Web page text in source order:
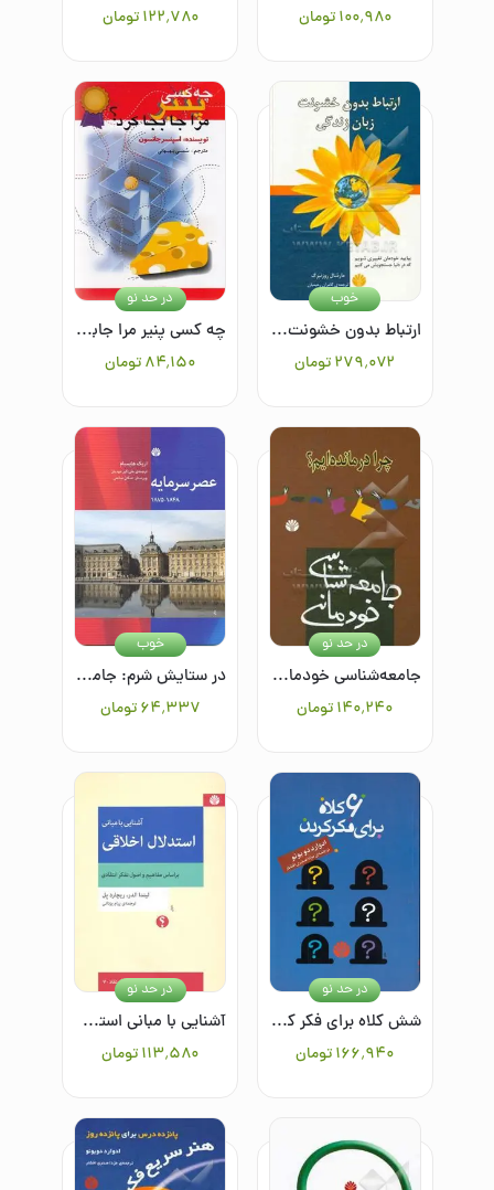
۱۰۰٬۹۸۰ تومان ۱۲۲٬۷۸۰ تومان
ارتباط بدون خشونت: زبان زندگی
۲۷۹٬۰۷۲تومان
خوب
چه کسی پنیر مرا جابجا کرد؟ روشی حیرت‌انگیز برای کنارآمدن با تغییر در کار و زندگی
۸۴٬۱۵۰تومان
در حد نو
جامعه‌شناسی خودمانی (چرا درمانده‌ایم)
۱۴۰٬۲۴۰تومان
در حد نو
در ستایش شرم: جامعه‌شناسی حس شرم در ایران
۶۴٬۳۳۷ تومان
خوب
شش کلاه برای فکر کردن
۱۶۶٬۹۴۰تومان
در حد نو
آشنایی با مبانی استدلال اخلاقی بر اساس مفاهیم و اصول تفکر انتقادی
۱۱۳٬۵۸۰تومان
در حد نو